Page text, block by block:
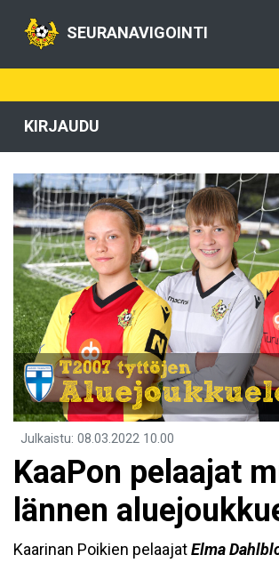
SEURANAVIGOINTI
KIRJAUDU
Julkaistu: 08.03.2022 10.00
KaaPon pelaajat
lännen
Kaarinan Poikien pelaajatElma